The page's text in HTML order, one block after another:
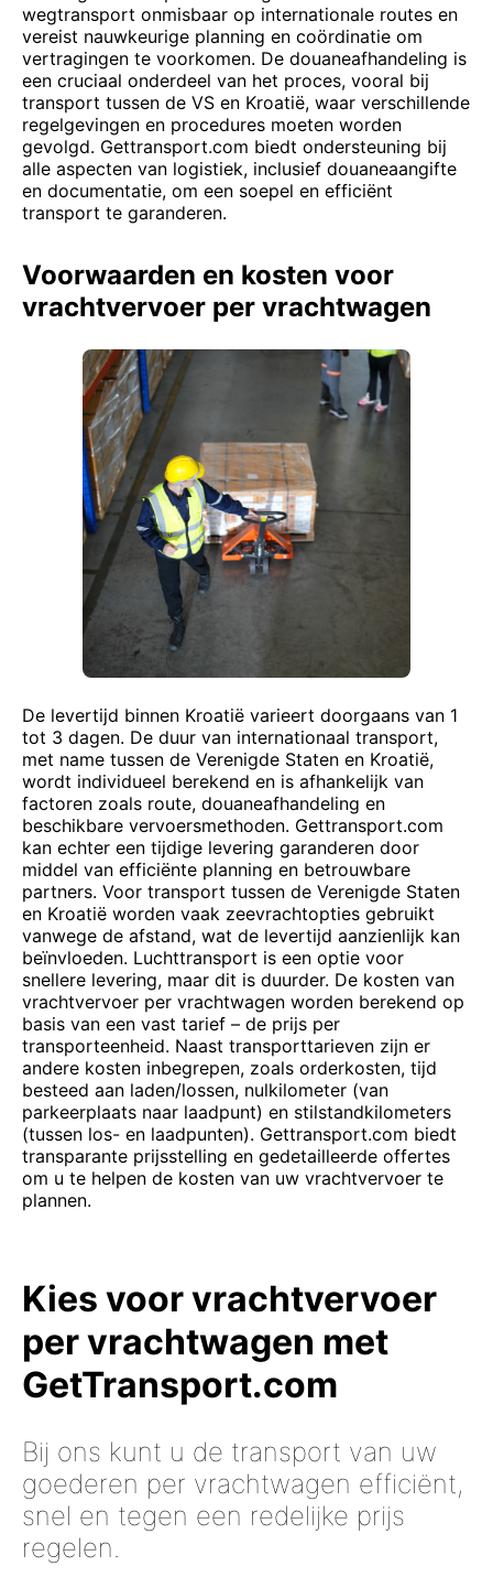
wegtransport onmisbaar op internationale routes en
vereist nauwkeurige planning en coördinatie om
vertragingen te voorkomen. De douaneafhandeling is
een cruciaal onderdeel van het proces, vooral bij
transport tussen de VS en Kroatië, waar verschillende
regelgevingen en procedures moeten worden
gevolgd. Gettransport.com biedt ondersteuning bij
alle aspecten van logistiek, inclusief douaneaangifte
en documentatie, om een soepel en efficiënt
transport te garanderen.
Voorwaarden en kosten voor
vrachtvervoer per vrachtwagen
De levertijd binnen Kroatië varieert doorgaans van 1
tot 3 dagen. De duur van internationaal transport,
met name tussen de Verenigde Staten en Kroatië,
wordt individueel berekend en is afhankelijk van
factoren zoals route, douaneafhandeling en
beschikbare vervoersmethoden. Gettransport.com
kan echter een tijdige levering garanderen door
middel van efficiënte planning en betrouwbare
partners. Voor transport tussen de Verenigde Staten
en Kroatië worden vaak zeevrachtopties gebruikt
vanwege de afstand, wat de levertijd aanzienlijk kan
beïnvloeden. Luchttransport is een optie voor
snellere levering, maar dit is duurder. De kosten van
vrachtvervoer per vrachtwagen worden berekend op
basis van een vast tarief – de prijs per
transporteenheid. Naast transporttarieven zijn er
andere kosten inbegrepen, zoals orderkosten, tijd
besteed aan laden/lossen, nulkilometer (van
parkeerplaats naar laadpunt) en stilstandkilometers
(tussen los- en laadpunten). Gettransport.com biedt
transparante prijsstelling en gedetailleerde offertes
om u te helpen de kosten van uw vrachtvervoer te
plannen.
Kies voor vrachtvervoer
per vrachtwagen met
GetTransport.com
Bij ons kunt u de transport van uw
goederen per vrachtwagen efficiënt,
snel en tegen een redelijke prijs
regelen.